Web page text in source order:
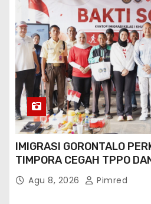
IMIGRASI GORONTALO
TIMPORA CEGAH TPPO
ORANG ASING DI
Agu 8, 2026 Pimred